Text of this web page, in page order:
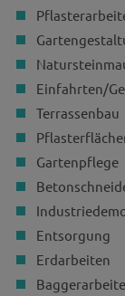
Einfahrten/
Terrassenbau
Gartenpflege
Entsorgung
Erdarbeiten